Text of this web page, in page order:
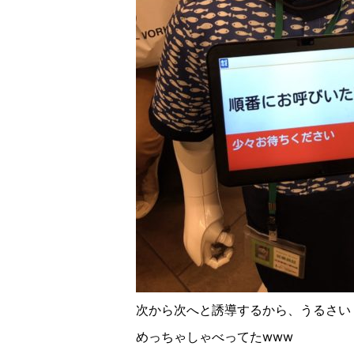
次から次へと誘導するから、うるさ
めっちゃしゃべってたwww